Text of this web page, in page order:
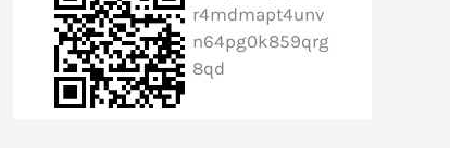
r4mdmapt4unv
n64pg0k859qrg
8qd